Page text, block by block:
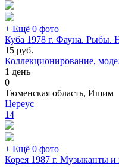
+ Ещё 0 фото
Куба 1978 г. Фауна. Рыбы.
15 руб.
Коллекционирование,
1 день
0
Тюменская область, Ишим
Цереус
14
+ Ещё 0 фото
Корея 1987 г. Музыканты